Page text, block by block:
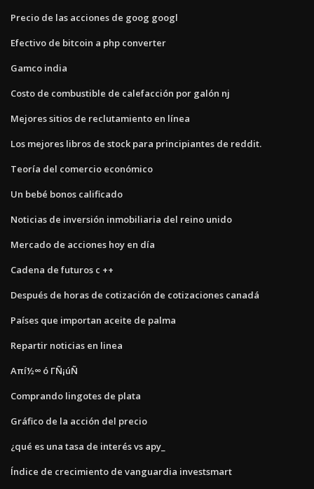
Precio de las acciones de goog googl
Efectivo de bitcoin a php converter
Gamco india
Costo de combustible de calefacción por galón nj
Mejores sitios de reclutamiento en línea
Los mejores libros de stock para principiantes de reddit.
Teoría del comercio económico
Un bebé bonos calificado
Noticias de inversión inmobiliaria del reino unido
Mercado de acciones hoy en día
Cadena de futuros c ++
Después de horas de cotización de cotizaciones canadá
Países que importan aceite de palma
Repartir noticias en linea
Απí½∞ ó ΓÑ¡úÑ
Comprando lingotes de plata
Gráfico de la acción del precio
¿qué es una tasa de interés vs apy_
Índice de crecimiento de vanguardia investsmart